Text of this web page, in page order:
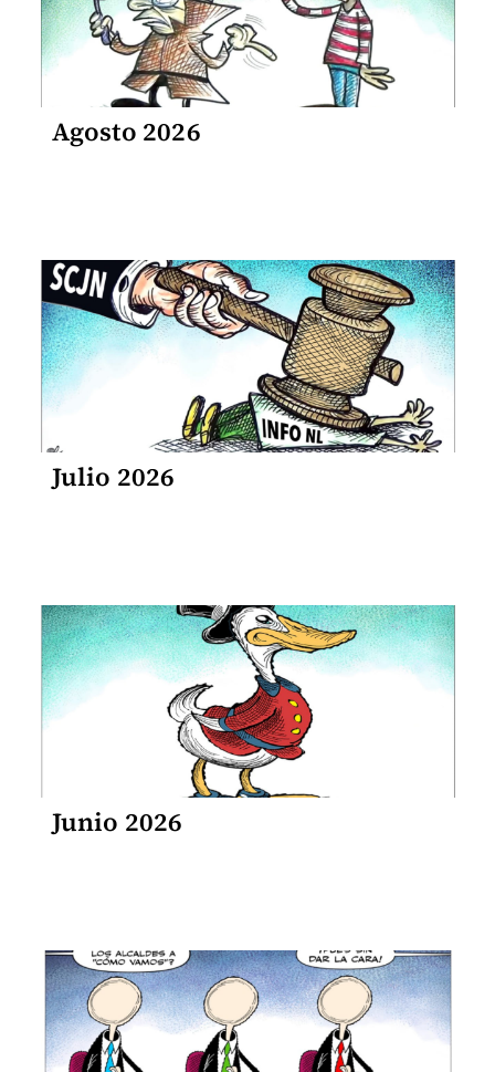
Agosto 2026
Julio 2026
Junio 2026